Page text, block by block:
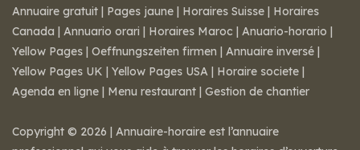
Annuaire gratuit | Pages jaune | Horaires Suisse | Horaires
Canada | Annuario orari | Horaires Maroc | Anuario-horario |
Yellow Pages | Oeffnungszeiten firmen | Annuaire inversé |
Yellow Pages UK | Yellow Pages USA | Horaire societe |
Agenda en ligne | Menu restaurant | Gestion de chantier
Copyright © 2026 | Annuaire-horaire est l’annuaire